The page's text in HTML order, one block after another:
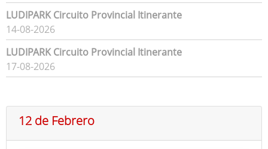
LUDIPARK Circuito Provincial Itinerante
14-08-2026
LUDIPARK Circuito Provincial Itinerante
17-08-2026
12 de Febrero